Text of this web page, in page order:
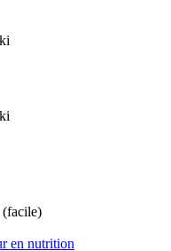
(facile)